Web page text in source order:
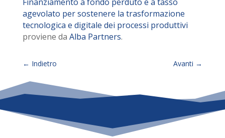
agevolato per sostenere la trasformazione
tecnologica e digitale dei processi produttivi
proviene da Alba Partners.
← Indietro Avanti →